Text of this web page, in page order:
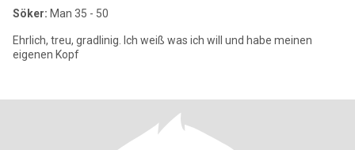
Söker: Man 35 - 50
Ehrlich, treu, gradlinig. Ich weiß was ich will und habe meinen
eigenen Kopf